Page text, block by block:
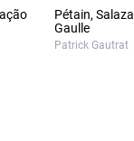
Pétain,
Gaulle
Patrick Gautrat